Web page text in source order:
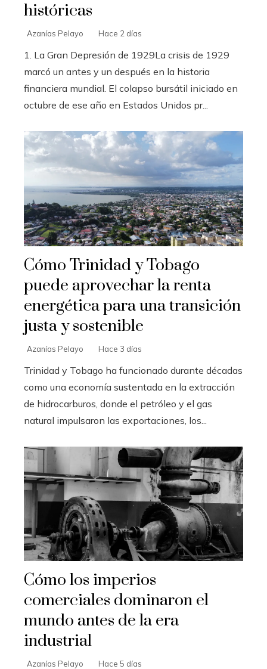
históricas
Azanías Pelayo Hace 2 días
1. La Gran Depresión de 1929La crisis de 1929
marcó un antes y un después en la historia
financiera mundial. El colapso bursátil iniciado en
octubre de ese año en Estados Unidos pr...
Cómo Trinidad y Tobago
puede aprovechar la renta
energética para una transición
justa y sostenible
Azanías Pelayo Hace 3 días
Trinidad y Tobago ha funcionado durante décadas
como una economía sustentada en la extracción
de hidrocarburos, donde el petróleo y el gas
natural impulsaron las exportaciones, los...
Cómo los imperios
comerciales dominaron el
mundo antes de la era
industrial
Azanías Pelayo Hace 5 días